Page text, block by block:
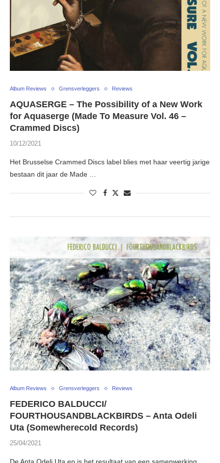
Album Reviews Grensverleggers Reviews
AQUASERGE – The Possibility of a New Work
for Aquaserge (Made To Measure Vol. 46 –
Crammed Discs)
10/12/2021
Het Brusselse Crammed Discs label blies met haar veertig jarige
bestaan dit jaar de Made …
Album Reviews Grensverleggers Reviews
FEDERICO BALDUCCI/
FOURTHOUSANDBLACKBIRDS – Anta Odeli
Uta (Somewherecold Records)
25/04/2021